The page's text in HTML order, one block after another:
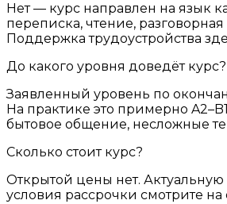
Нет — курс направлен на язык
переписка, чтение, разговорная
Поддержка трудоустройства
До какого уровня доведёт курс?
Заявленный уровень по
На практике это примерно
бытовое общение, несложные
Сколько стоит курс?
Открытой цены нет. Актуальную
условия рассрочки смотрите на